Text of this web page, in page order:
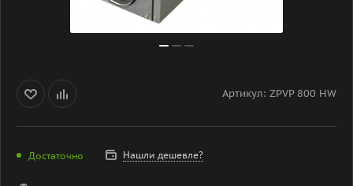
Артикул: ZPVP 800 HW
Достаточно Нашли дешевле?